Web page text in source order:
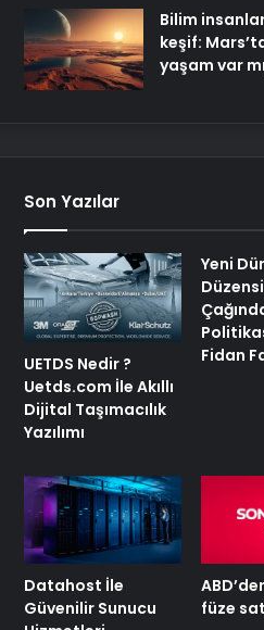
Bilim
keşif:
yaşam var
Son Yazılar
UETDS Nedir ?
Uetds.com İle Akıllı
Dijital Taşımacılık
Yazılımı
Yeni
Fidan
Datahost İle
Güvenilir Sunucu
füze